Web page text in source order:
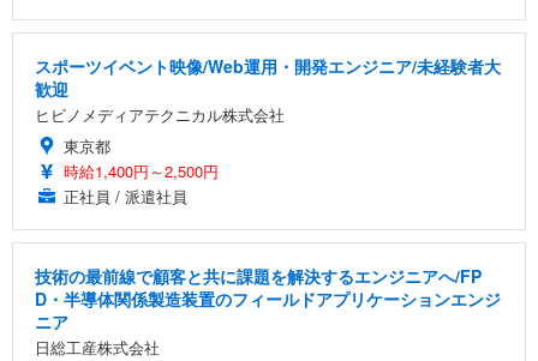
スポーツイベント映像/Web運用・開発エンジニア/未経験者大
歓迎
ヒビノメディアテクニカル株式会社
東京都
時給1,400円～2,500円
正社員 / 派遣社員
技術の最前線で顧客と共に課題を解決するエンジニアへ/FP
D・半導体関係製造装置のフィールドアプリケーションエンジ
ニア
日総工産株式会社